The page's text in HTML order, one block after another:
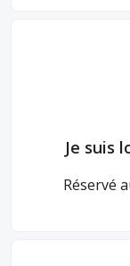
Je suis
Réservé